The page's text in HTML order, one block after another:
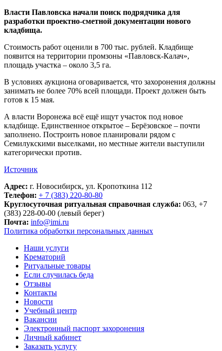
Власти Павловска начали поиск подрядчика для
разработки проектно-сметной документации нового
кладбища.
Стоимость работ оценили в 700 тыс. рублей. Кладбище
появится на территории промзоны «Павловск-Калач»,
площадь участка – около 3,5 га.
В условиях аукциона оговаривается, что захоронения должны
занимать не более 70% всей площади. Проект должен быть
готов к 15 мая.
А власти Воронежа всё ещё ищут участок под новое
кладбище. Единственное открытое – Берёзовское – почти
заполнено. Построить новое планировали рядом с
Семилукскими выселками, но местные жители выступили
категорически против.
Источник
Адрес: г. Новосибирск, ул. Кропоткина 112
Телефон: + 7 (383) 220-80-80
Круглосуточная ритуальная справочная служба: 063, +7
(383) 228-00-00 (левый берег)
Почта: info@imi.ru
Политика обработки персональных данных
Наши услуги
Крематорий
Ритуальные товары
Если случилась беда
Отзывы
Контакты
Новости
Учебный центр
Вакансии
Электронный паспорт захоронения
Личный кабинет
Заказать услугу